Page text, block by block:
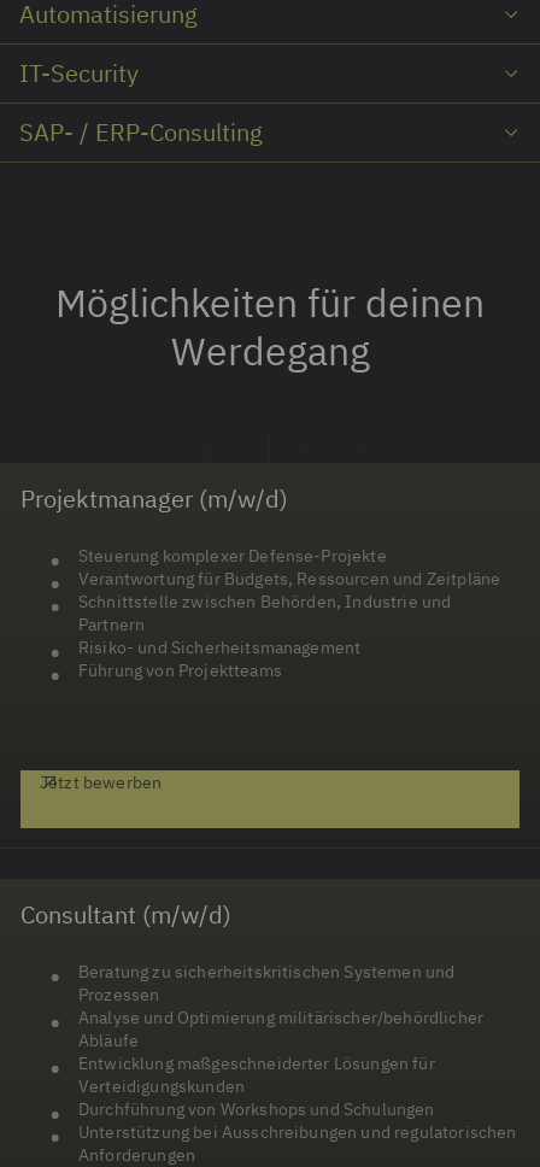
Automatisierung
IT-Security
SAP- / ERP-Consulting
Möglichkeiten für deinen
Werdegang
Projektmanager (m/w/d)
Steuerung komplexer Defense-Projekte
Verantwortung für Budgets, Ressourcen und Zeitpläne
Schnittstelle zwischen Behörden, Industrie und
Partnern
Risiko- und Sicherheitsmanagement
Führung von Projektteams
Jetzt bewerben
Consultant (m/w/d)
Beratung zu sicherheitskritischen Systemen und
Prozessen
Analyse und Optimierung militärischer/behördlicher
Abläufe
Entwicklung maßgeschneiderter Lösungen für
Verteidigungskunden
Durchführung von Workshops und Schulungen
Unterstützung bei Ausschreibungen und regulatorischen
Anforderungen